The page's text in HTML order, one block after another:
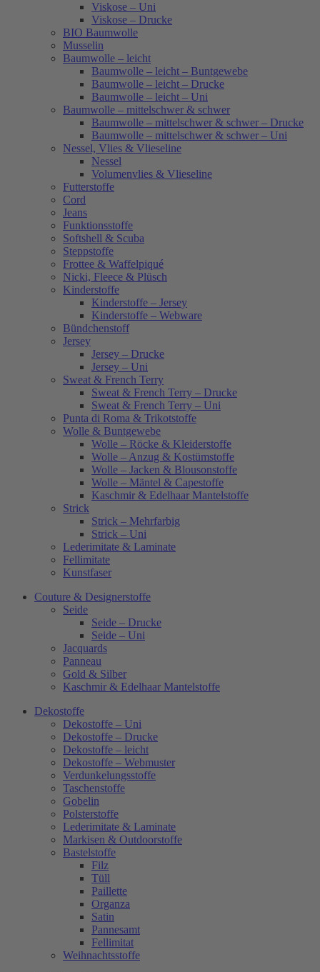
Viskose – Uni
Viskose – Drucke
BIO Baumwolle
Musselin
Baumwolle – leicht
Baumwolle – leicht – Buntgewebe
Baumwolle – leicht – Drucke
Baumwolle – leicht – Uni
Baumwolle – mittelschwer & schwer
Baumwolle – mittelschwer & schwer – Drucke
Baumwolle – mittelschwer & schwer – Uni
Nessel, Vlies & Vlieseline
Nessel
Volumenvlies & Vlieseline
Futterstoffe
Cord
Jeans
Funktionsstoffe
Softshell & Scuba
Steppstoffe
Frottee & Waffelpiqué
Nicki, Fleece & Plüsch
Kinderstoffe
Kinderstoffe – Jersey
Kinderstoffe – Webware
Bündchenstoff
Jersey
Jersey – Drucke
Jersey – Uni
Sweat & French Terry
Sweat & French Terry – Drucke
Sweat & French Terry – Uni
Punta di Roma & Trikotstoffe
Wolle & Buntgewebe
Wolle – Röcke & Kleiderstoffe
Wolle – Anzug & Kostümstoffe
Wolle – Jacken & Blousonstoffe
Wolle – Mäntel & Capestoffe
Kaschmir & Edelhaar Mantelstoffe
Strick
Strick – Mehrfarbig
Strick – Uni
Lederimitate & Laminate
Fellimitate
Kunstfaser
Couture & Designerstoffe
Seide
Seide – Drucke
Seide – Uni
Jacquards
Panneau
Gold & Silber
Kaschmir & Edelhaar Mantelstoffe
Dekostoffe
Dekostoffe – Uni
Dekostoffe – Drucke
Dekostoffe – leicht
Dekostoffe – Webmuster
Verdunkelungsstoffe
Taschenstoffe
Gobelin
Polsterstoffe
Lederimitate & Laminate
Markisen & Outdoorstoffe
Bastelstoffe
Filz
Tüll
Paillette
Organza
Satin
Pannesamt
Fellimitat
Weihnachtsstoffe